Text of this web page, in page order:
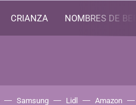
CRIANZA NOMBRES DE
Samsung Lidl Amazon